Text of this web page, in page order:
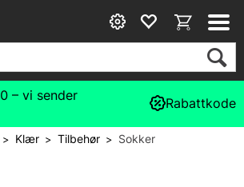
– vi sender
Rabattkode
> Klær>Tilbehør> Sokker